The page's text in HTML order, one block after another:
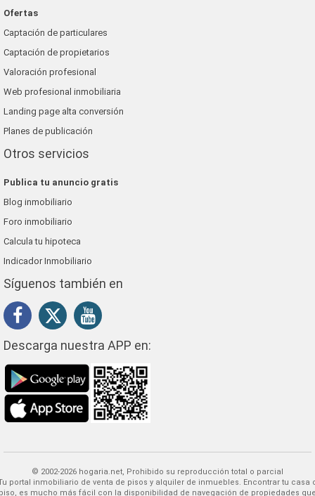
Ofertas
Captación de particulares
Captación de propietarios
Valoración profesional
Web profesional inmobiliaria
Landing page alta conversión
Planes de publicación
Otros servicios
Publica tu anuncio gratis
Blog inmobiliario
Foro inmobiliario
Calcula tu hipoteca
Indicador Inmobiliario
Síguenos también en
Descarga nuestra APP en:
© 2002-2026 hogaria.net, Prohibido su reproducción total o parcial
Encontrar tu casa o
es mucho más fácil con la disponibilidad de navegación de propiedades